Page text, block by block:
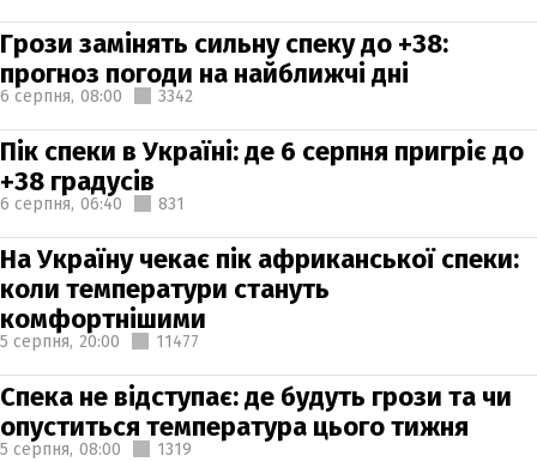
Грози замінять сильну спеку до +38:
прогноз погоди на найближчі дні
6 серпня, 08:00 3342
Пік спеки в Україні: де 6 серпня пригріє до
+38 градусів
6 серпня, 06:40 831
На Україну чекає пік африканської спеки:
коли температури стануть
комфортнішими
5 серпня, 20:00 11477
Спека не відступає: де будуть грози та чи
опуститься температура цього тижня
5 серпня, 08:00 1319